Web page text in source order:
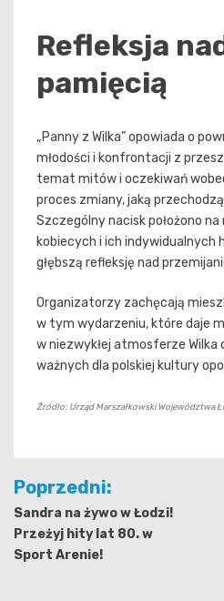
Refleksja
pamięcią
„Panny z Wilka” opowiada o
młodości i konfrontacji z
temat mitów i oczekiwań
proces zmiany, jaką
Szczególny nacisk położono
kobiecych i ich indywidualnych
głębszą refleksję nad
Organizatorzy zachęcają
w tym wydarzeniu, które daje
w niezwykłej atmosferze Wilka
ważnych dla polskiej kultury
Źródło: Urząd Marszałkowski Województwa
Nawigacja
wpisu
Poprzedni:
Sandra na żywo w Łodzi!
Przeżyj hity lat 80. w
Sport Arenie!